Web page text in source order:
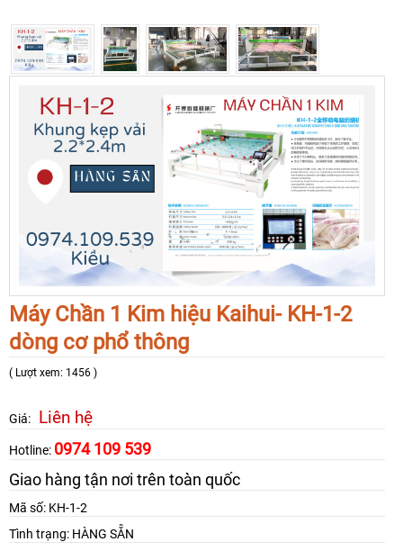
Máy Chần 1 Kim hiệu Kaihui- KH-1-2
dòng cơ phổ thông
( Lượt xem: 1456 )
Giá: Liên hệ
Hotline: 0974 109 539
Giao hàng tận nơi trên toàn quốc
Mã số: KH-1-2
Tình trạng: HÀNG SẴN